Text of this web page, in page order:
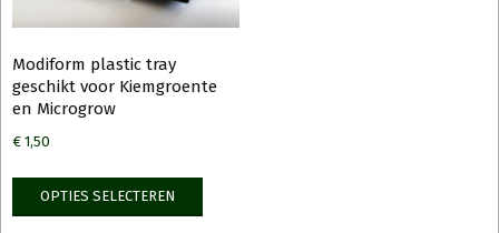
Modiform plastic tray
geschikt voor Kiemgroente
en Microgrow
€ 1,50
OPTIES SELECTEREN
Dit